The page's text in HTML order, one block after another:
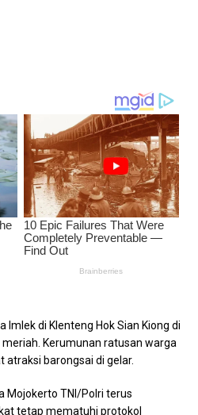
Imlek di Klenteng Hok Sian Kiong di
Kerumunan ratusan warga
atraksi barongsai di gelar.
Mojokerto TNI/Polri terus
tetap mematuhi protokol